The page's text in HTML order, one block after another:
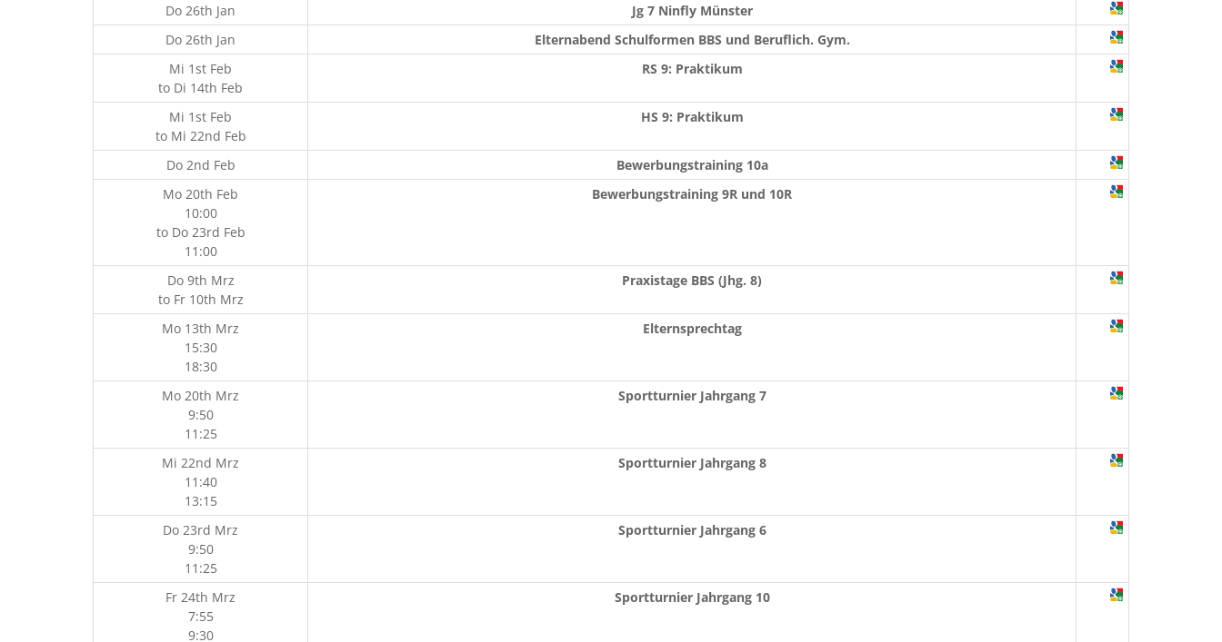
Do 26th Jan
Jg 7 Ninfly Münster
Do 26th Jan
Elternabend Schulformen BBS und Beruflich. Gym.
Mi 1st Feb
to Di 14th Feb
RS 9: Praktikum
Mi 1st Feb
to Mi 22nd Feb
HS 9: Praktikum
Do 2nd Feb
Bewerbungstraining 10a
Mo 20th Feb
10:00
to Do 23rd Feb
11:00
Bewerbungstraining 9R und 10R
Do 9th Mrz
to Fr 10th Mrz
Praxistage BBS (Jhg. 8)
Mo 13th Mrz
15:30
18:30
Elternsprechtag
Mo 20th Mrz
9:50
11:25
Sportturnier Jahrgang 7
Mi 22nd Mrz
11:40
13:15
Sportturnier Jahrgang 8
Do 23rd Mrz
9:50
11:25
Sportturnier Jahrgang 6
Fr 24th Mrz
7:55
9:30
Sportturnier Jahrgang 10